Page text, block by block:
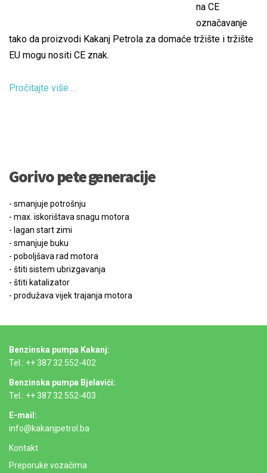
na CE
označavanje
tako da proizvodi Kakanj Petrola za domaće tržište i tržište
EU mogu nositi CE znak.
Pročitajte više …
Gorivo pete generacije
- smanjuje potrošnju
- max. iskorištava snagu motora
- lagan start zimi
- smanjuje buku
- poboljšava rad motora
- štiti sistem ubrizgavanja
- štiti katalizator
- produžava vijek trajanja motora
Benzinska pumpa Kakanj:
Tel.: ++ 387 32 552-402
Benzinska pumpa Bjelavići:
Tel.: ++ 387 32 552-403
E-mail:
info@kakanjpetrol.ba
Kontakt
Preporuke vozačima